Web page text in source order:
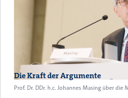
Die Kraft der Argumente
Prof. Dr. DDr. h.c. Johannes Masing über die